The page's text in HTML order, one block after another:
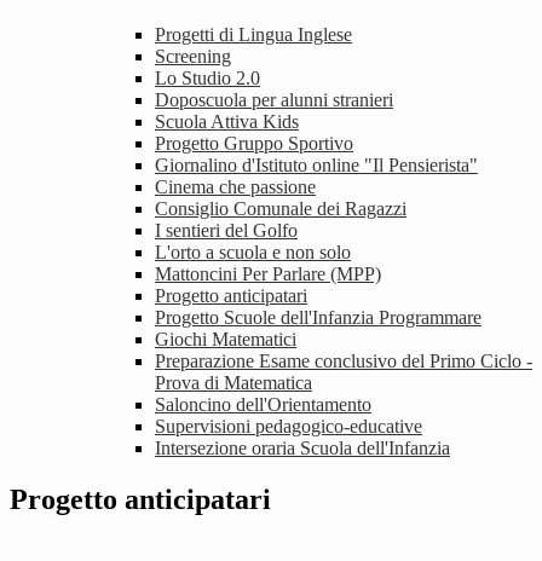
Progetti di Lingua Inglese
Screening
Lo Studio 2.0
Doposcuola per alunni stranieri
Scuola Attiva Kids
Progetto Gruppo Sportivo
Giornalino d'Istituto online "Il Pensierista"
Cinema che passione
Consiglio Comunale dei Ragazzi
I sentieri del Golfo
L'orto a scuola e non solo
Mattoncini Per Parlare (MPP)
Progetto anticipatari
Progetto Scuole dell'Infanzia Programmare
Giochi Matematici
Preparazione Esame conclusivo del Primo Ciclo -
Prova di Matematica
Saloncino dell'Orientamento
Supervisioni pedagogico-educative
Intersezione oraria Scuola dell'Infanzia
Progetto anticipatari